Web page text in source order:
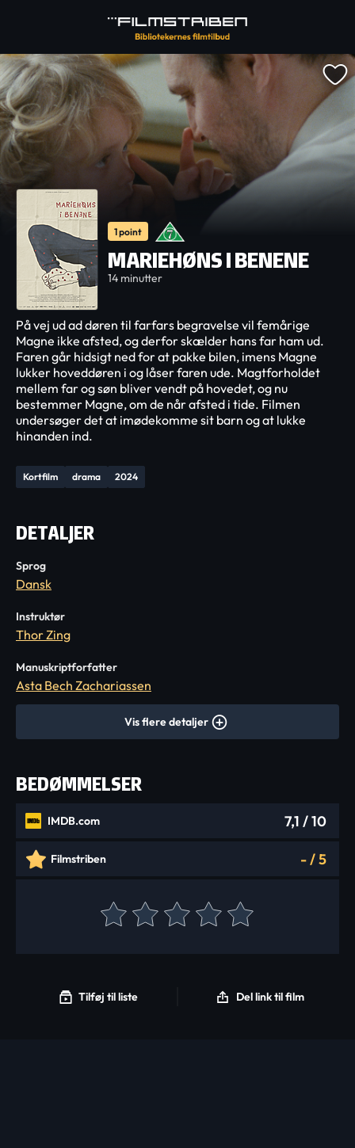
1 point
MARIEHØNS I BENENE
14 minutter
Kortfilm drama 2024
På vej ud ad døren til farfars begravelse vil femårige
Magne ikke afsted, og derfor skælder hans far ham ud.
Faren går hidsigt ned for at pakke bilen, imens Magne
lukker hoveddøren i og låser faren ude. Magtforholdet
mellem far og søn bliver vendt på hovedet, og nu
bestemmer Magne, om de når afsted i tide. Filmen
undersøger det at imødekomme sit barn og at lukke
hinanden ind.
DETALJER
Sprog
Dansk
Instruktør
Thor Zing
Manuskriptforfatter
Asta Bech Zachariassen
Vis flere detaljer
BEDØMMELSER
IMDB.com 7,1 / 10
Filmstriben -/5
Tilføj til liste Del link til film